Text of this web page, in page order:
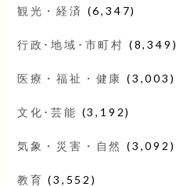
観光・経済 (6,347)
行政･地域･市町村 (8,349)
医療・福祉・健康 (3,003)
文化･芸能 (3,192)
気象・災害・自然 (3,092)
教育 (3,552)